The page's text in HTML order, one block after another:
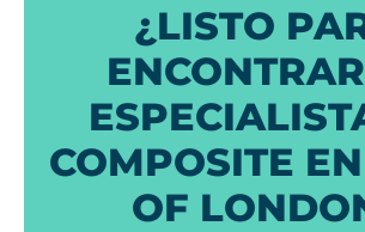
¿LISTO
COMPOSITE
OF